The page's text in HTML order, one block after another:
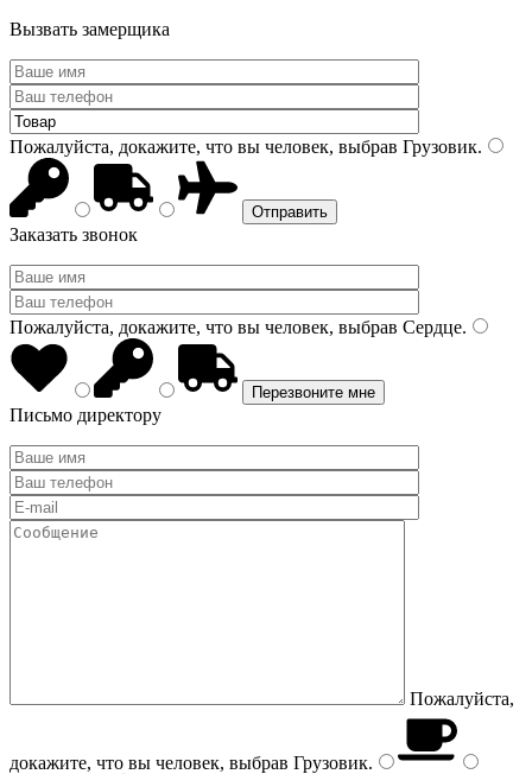
Вызвать замерщика
Пожалуйста, докажите, что вы человек, выбрав Грузовик.
Заказать звонок
Пожалуйста, докажите, что вы человек, выбрав Сердце.
Письмо директору
Пожалуйста,
докажите, что вы человек, выбрав Грузовик.